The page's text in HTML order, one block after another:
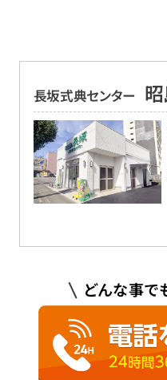
長坂式典センター
どんな事で